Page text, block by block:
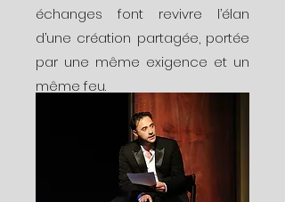
échanges font revivre l’élan
d’une création partagée, portée
par une même exigence et un
même feu.